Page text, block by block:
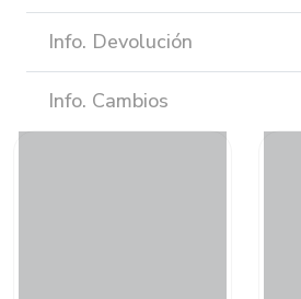
Info. Devolución
Info. Cambios